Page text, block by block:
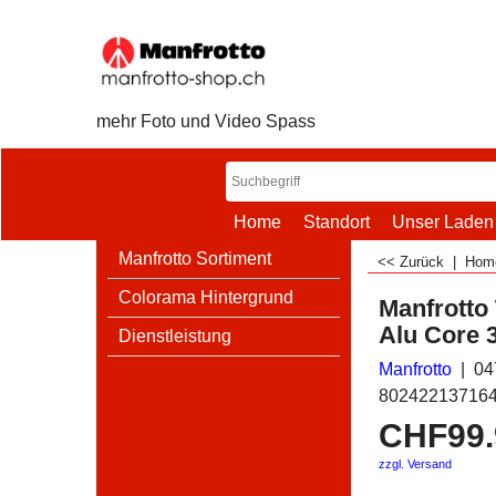
mehr Foto und Video Spass
Home Standort
Unser Laden
Manfrotto Sortiment
Colorama Hintergrund
Dienstleistung
<< Zurück
Manfrotto
Alu Core
Manfrotto
CHF
zzgl. Versand